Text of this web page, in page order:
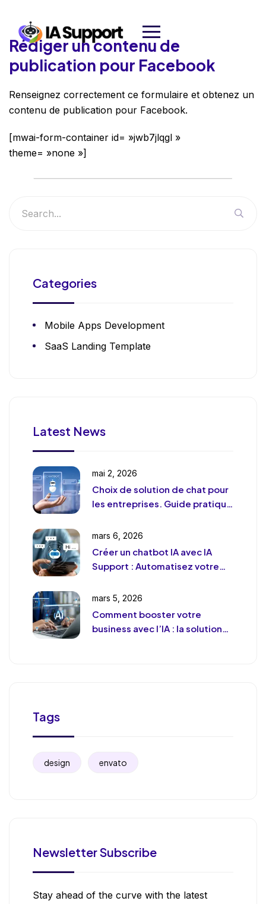
Rédiger un contenu de
publication pour Facebook
Renseignez correctement ce formulaire et obtenez un
contenu de publication pour Facebook.
[mwai-form-container id= »jwb7jlqgl »
theme= »none »]
Categories
Mobile Apps Development
SaaS Landing Template
Latest News
mai 2, 2026
Choix de solution de chat pour
les entreprises. Guide pratique
mars 6, 2026
Créer un chatbot IA avec IA
Support : Automatisez votre
déshumaniser)
mars 5, 2026
Comment booster votre
business avec l’IA : la solution
Tags
design envato
Newsletter Subscribe
Stay ahead of the curve with the latest